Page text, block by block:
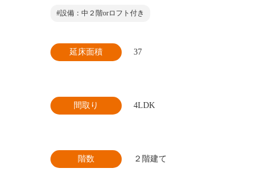
#設備：中２階orロフト付き
延床面積 37
間取り 4LDK
階数 ２階建て